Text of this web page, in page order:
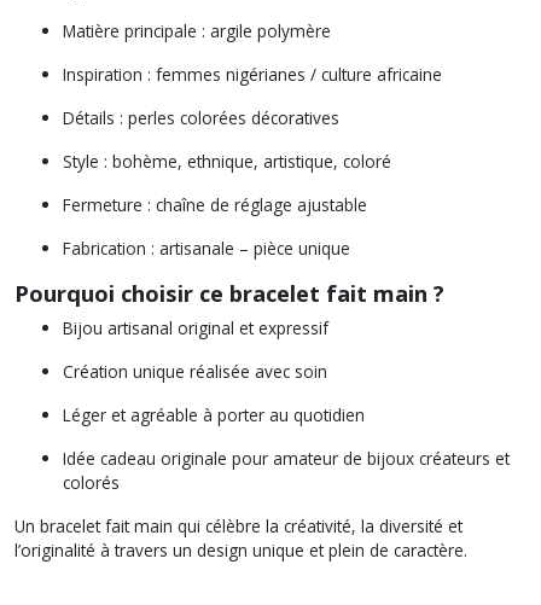
Matière principale : argile polymère
Inspiration : femmes nigérianes / culture africaine
Détails : perles colorées décoratives
Style : bohème, ethnique, artistique, coloré
Fermeture : chaîne de réglage ajustable
Fabrication : artisanale – pièce unique
Pourquoi choisir ce bracelet fait main ?
Bijou artisanal original et expressif
Création unique réalisée avec soin
Léger et agréable à porter au quotidien
Idée cadeau originale pour amateur de bijoux créateurs et
colorés
Un bracelet fait main qui célèbre la créativité, la diversité et
l’originalité à travers un design unique et plein de caractère.